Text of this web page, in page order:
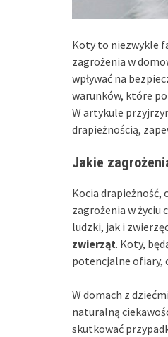
Koty to niezwykle
zagrożenia w
wpływać na
warunków, które
W artykule
drapieżnością,
Jakie
Kocia
zagrożenia w życiu
ludzki, jak i
zwierząt. Koty,
potencjalne ofiary,
W domach z
naturalną
skutkować